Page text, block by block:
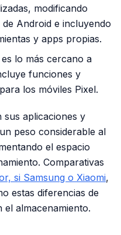
modificando
Android e incluyendo
y apps propias.
lo más cercano a
funciones y
los móviles Pixel.
sus aplicaciones y
peso considerable al
el espacio
Comparativas
si Samsung o Xiaomi,
estas diferencias de
almacenamiento.